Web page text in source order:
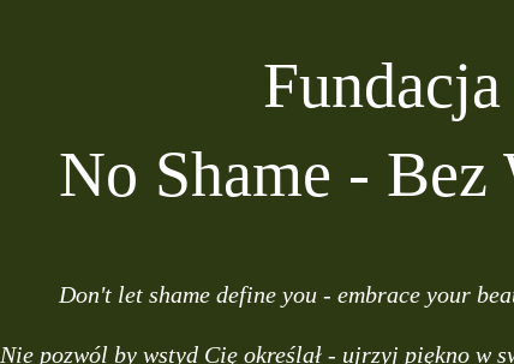
Fundacja
No Shame - Bez
Don't let shame define you - embrace your
Nie pozwól by wstyd Cię określał - ujrzyj piękno w